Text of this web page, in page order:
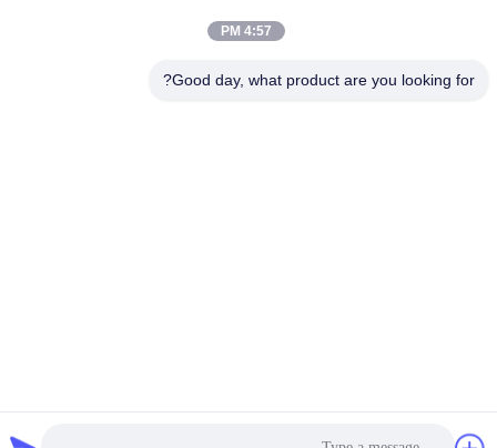
4:57 PM
Good day, what product are you looking for?